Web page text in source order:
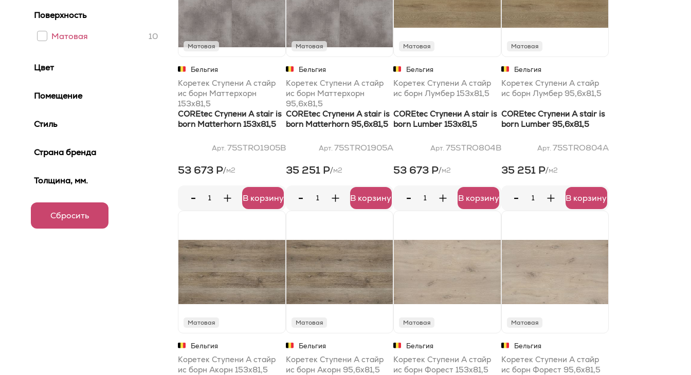
Поверхность
Матовая
10
Цвет
Помещение
Стиль
Страна бренда
Толщина, мм.
Матовая
Бельгия
Коретек Ступени A стайр
ис борн Маттерхорн
153x81,5
COREtec Ступени A stair is
born Matterhorn 153x81,5
Арт. 75STRO1905B
53 673 Р/м2
- + В корзину
Матовая
Бельгия
Коретек Ступени A стайр
ис борн Маттерхорн
95,6x81,5
COREtec Ступени A stair is
born Matterhorn 95,6x81,5
Арт. 75STRO1905A
35 251 Р/м2
- + В корзину
Матовая
Бельгия
Коретек Ступени A стайр
ис борн Лумбер 153x81,5
COREtec Ступени A stair is
born Lumber 153x81,5
Арт. 75STRO804B
53 673 Р/м2
- + В корзину
Матовая
Бельгия
Коретек Ступени A стайр
ис борн Лумбер 95,6x81,5
COREtec Ступени A stair is
born Lumber 95,6x81,5
Арт. 75STRO804A
35 251 Р/м2
- + В корзину
Матовая
Бельгия
Коретек Ступени A стайр
ис борн Акорн 153x81,5
Матовая
Бельгия
Коретек Ступени A стайр
ис борн Акорн 95,6x81,5
Матовая
Бельгия
Коретек Ступени A стайр
ис борн Форест 153x81,5
Матовая
Бельгия
Коретек Ступени A стайр
ис борн Форест 95,6x81,5